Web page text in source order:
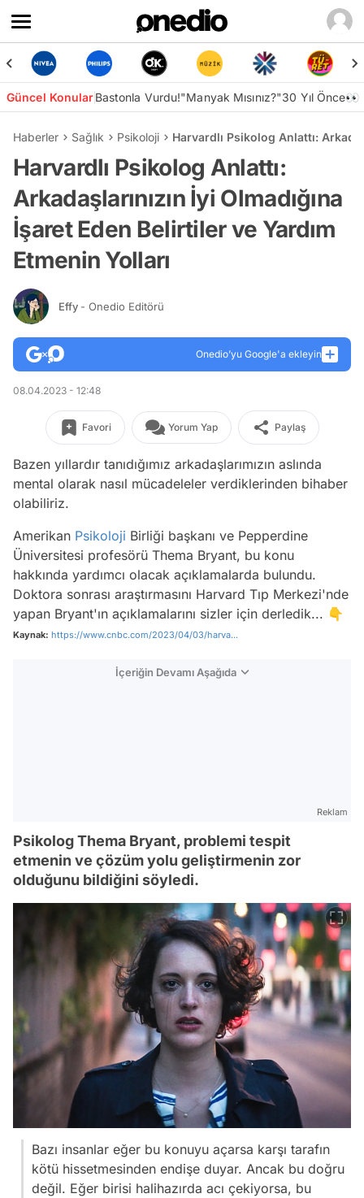
Güncel KonularBastonla Vurdu!"Manyak Mısınız?"30 Yıl Önce👀
Haberler Sağlık Psikoloji Harvardlı Psikolog Anlattı:
Harvardlı Psikolog Anlattı:
Arkadaşlarınızın İyi Olmadığına
İşaret Eden Belirtiler ve Yardım
Etmenin Yolları
Effy - Onedio Editörü
Onedio’yu Google'a ekleyin
08.04.2023 - 12:48
Favori Yorum Yap Paylaş
Bazen yıllardır tanıdığımız arkadaşlarımızın aslında
mental olarak nasıl mücadeleler verdiklerinden bihaber
olabiliriz.
Amerikan Psikoloji Birliği başkanı ve Pepperdine
Üniversitesi profesörü Thema Bryant, bu konu
hakkında yardımcı olacak açıklamalarda bulundu.
Doktora sonrası araştırmasını Harvard Tıp Merkezi'nde
yapan Bryant'ın açıklamalarını sizler için derledik... 👇
Kaynak: https://www.cnbc.com/2023/04/03/harva...
İçeriğin Devamı Aşağıda
Reklam
Psikolog Thema Bryant, problemi tespit
etmenin ve çözüm yolu geliştirmenin zor
olduğunu bildiğini söyledi.
Bazı insanlar eğer bu konuyu açarsa karşı tarafın
kötü hissetmesinden endişe duyar. Ancak bu doğru
değil. Eğer birisi halihazırda acı çekiyorsa, bu